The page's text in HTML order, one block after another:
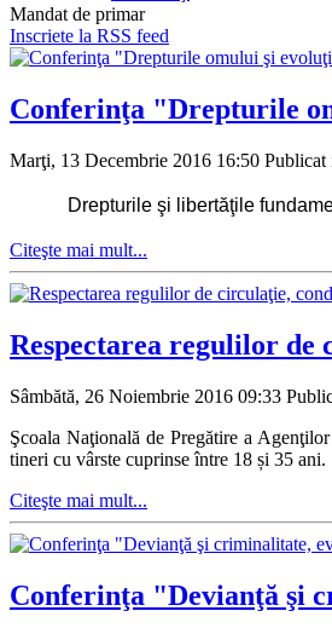
Mandat de primar
Inscriete la RSS feed
Conferinţa "Drepturile
Marţi, 13 Decembrie 2016 16:50 Publicat
Drepturile şi libertăţile
Citeşte mai mult...
Respectarea regulilor de
Sâmbătă, 26 Noiembrie 2016 09:33
Şcoala Naţională de Pregătire a
tineri cu vârste cuprinse între 18 și 35 ani.
Citeşte mai mult...
Conferinţa "Devianţă şi